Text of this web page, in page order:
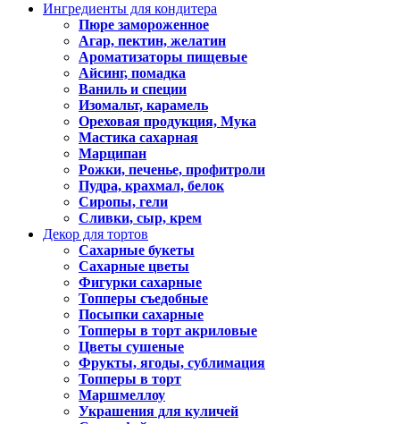
Ингредиенты для кондитера
Пюре замороженное
Агар, пектин, желатин
Ароматизаторы пищевые
Айсинг, помадка
Ваниль и специи
Изомальт, карамель
Ореховая продукция, Мука
Мастика сахарная
Марципан
Рожки, печенье, профитроли
Пудра, крахмал, белок
Сиропы, гели
Сливки, сыр, крем
Декор для тортов
Сахарные букеты
Сахарные цветы
Фигурки сахарные
Топперы съедобные
Посыпки сахарные
Топперы в торт акриловые
Цветы сушеные
Фрукты, ягоды, сублимация
Топперы в торт
Маршмеллоу
Украшения для куличей